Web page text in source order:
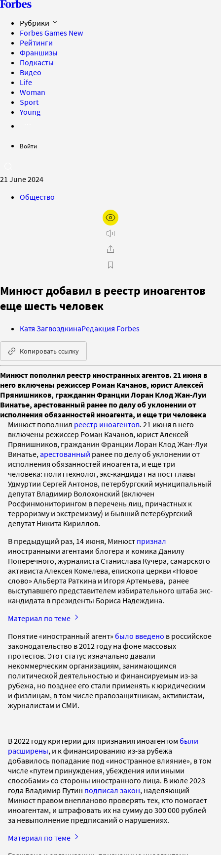
Рубрики
Forbes Games New
Рейтинги
Франшизы
Подкасты
Видео
Life
Woman
Sport
Young
Войти
21 June 2024
Общество
Минюст добавил в реестр иноагентов
еще шесть человек
Катя ЗагвоздкинаРедакция Forbes
Копировать ссылку
Минюст пополнил реестр иностранных агентов. 21 июня в
него включены режиссер Роман Качанов, юрист Алексей
Прянишников, гражданин Франции Лоран Клод Жан-Луи
Винатье, арестованный ранее по делу об уклонении от
исполнения обязанностей иноагента, и еще три человека
Минюст пополнил реестр иноагентов. 21 июня в него
включены режиссер Роман Качанов, юрист Алексей
Прянишников, гражданин Франции Лоран Клод Жан-Луи
Винатье, арестованный ранее по делу об уклонении от
исполнения обязанностей иноагента, и еще три
человека: политтехнолог, экс-кандидат на пост главы
Удмуртии Сергей Антонов, петербургский муниципальный
депутат Владимир Волохонский (включен
Росфинмониторингом в перечень лиц, причастных к
терроризму и экстремизму) и бывший петербургский
депутат Никита Кириллов.
В предыдущий раз, 14 июня, Минюст признал
иностранными агентами блогера и комика Данилу
Поперечного, журналиста Станислава Кучера, самарского
активиста Алексея Комелева, епископа церкви «Новое
слово» Альберта Раткина и Игоря Артемьева, ранее
выступавшего представителем избирательного штаба экс-
кандидата в президенты Бориса Надеждина.
Материал по теме
Понятие «иностранный агент» было введено в российское
законодательство в 2012 году на фоне массовых
протестов. Этот статус изначально давали
некоммерческим организациям, занимающимся
политической деятельностью и финансируемым из-за
рубежа, но позднее его стали применять к юридическим
и физлицам, в том числе правозащитникам, активистам,
журналистам и СМИ.
В 2022 году критерии для признания иноагентом были
расширены, и к финансированию из-за рубежа
добавилось попадание под «иностранное влияние», в том
числе «путем принуждения, убеждения или иными
способами» со стороны иностранного лица. В июле 2023
года Владимир Путин подписал закон, наделяющий
Минюст правом внепланово проверять тех, кто помогает
иноагентам, и штрафовать их на сумму до 300 000 рублей
за невыполнение предписаний о нарушениях.
Материал по теме